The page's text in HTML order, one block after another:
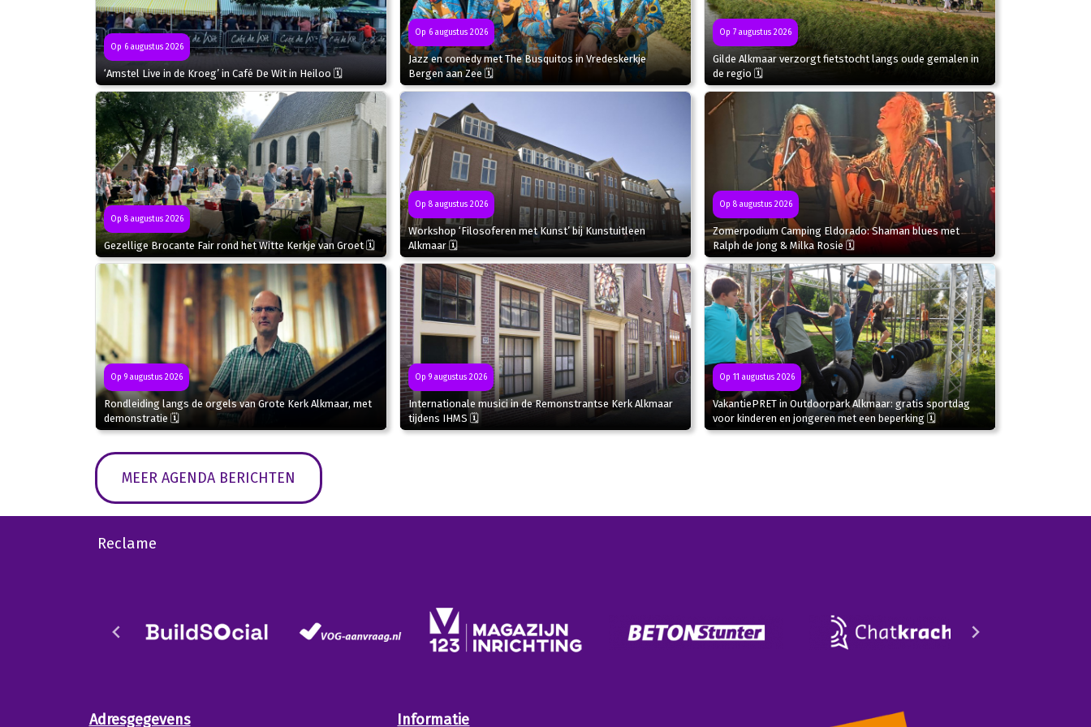
Op 6 augustus 2026
‘Amstel Live in de Kroeg’ in Café De Wit in Heiloo 🗓
Op 6 augustus 2026
Jazz en comedy met The Busquitos in Vredeskerkje
Bergen aan Zee 🗓
Op 7 augustus 2026
Gilde Alkmaar verzorgt fietstocht langs oude gemalen in
de regio 🗓
Op 8 augustus 2026
Gezellige Brocante Fair rond het Witte Kerkje van Groet 🗓
Op 8 augustus 2026
Workshop ‘Filosoferen met Kunst’ bij Kunstuitleen
Alkmaar 🗓
Op 8 augustus 2026
Zomerpodium Camping Eldorado: Shaman blues met
Ralph de Jong & Milka Rosie 🗓
Op 9 augustus 2026
Rondleiding langs de orgels van Grote Kerk Alkmaar, met
demonstratie 🗓
Op 9 augustus 2026
Internationale musici in de Remonstrantse Kerk Alkmaar
tijdens IHMS 🗓
Op 11 augustus 2026
VakantiePRET in Outdoorpark Alkmaar: gratis sportdag
voor kinderen en jongeren met een beperking 🗓
MEER AGENDA BERICHTEN
Reclame
Adresgegevens Informatie